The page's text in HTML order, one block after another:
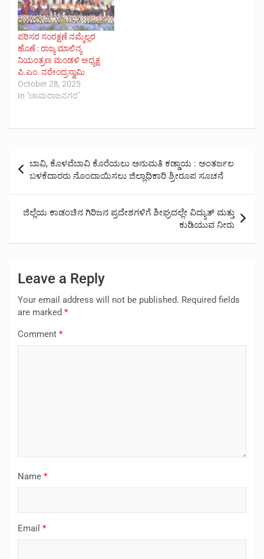
ಪರಿಸರ ಸಂರಕ್ಷಣೆ ನಮ್ಮೆಲ್ಲರ
ಹೊಣೆ : ರಾಜ್ಯ ಮಾಲಿನ್ಯ
ನಿಯಂತ್ರಣ ಮಂಡಳಿ ಅಧ್ಯಕ್ಷ
ಪಿ.ಎಂ. ನರೇಂದ್ರಸ್ವಾಮಿ
October 28, 2025
In "ಚಾಮರಾಜನಗರ"
navigation
ಬಾವಿ, ಕೊಳವೆಬಾವಿ ಕೊರೆಯಲು ಅನುಮತಿ ಕಡ್ಡಾಯ : ಅಂತರ್ಜಲ
ಬಳಕೆದಾರರು ನೊಂದಾಯಿಸಲು ಜಿಲ್ಲಾಧಿಕಾರಿ ಶ್ರೀರೂಪ ಸೂಚನೆ
ಜಿಲ್ಲೆಯ ಕಾಡಂಚಿನ ಗಿರಿಜನ ಪ್ರದೇಶಗಳಿಗೆ ಶೀಘ್ರದಲ್ಲೇ ವಿದ್ಯುತ್ ಮತ್ತು
ಕುಡಿಯುವ ನೀರು
Leave a Reply
Your email address will not be published. Required fields
are marked *
Comment *
Name *
Email *